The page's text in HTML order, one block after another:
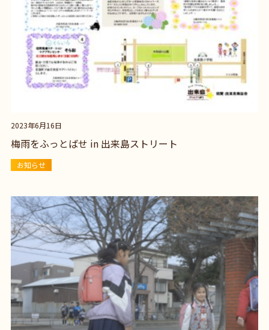
2023年6月16日
梅雨をふっとばせ in 出来島ストリート
お知らせ